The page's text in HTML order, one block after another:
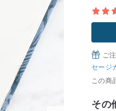
ご
セージ
この商
その